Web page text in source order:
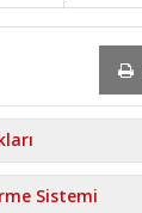
Sistemi